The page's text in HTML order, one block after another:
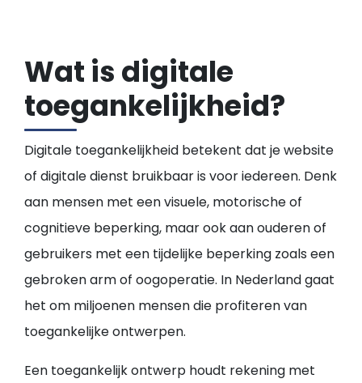
Wat is digitale
toegankelijkheid?
Digitale toegankelijkheid betekent dat je website
of digitale dienst bruikbaar is voor iedereen. Denk
aan mensen met een visuele, motorische of
cognitieve beperking, maar ook aan ouderen of
gebruikers met een tijdelijke beperking zoals een
gebroken arm of oogoperatie. In Nederland gaat
het om miljoenen mensen die profiteren van
toegankelijke ontwerpen.
Een toegankelijk ontwerp houdt rekening met